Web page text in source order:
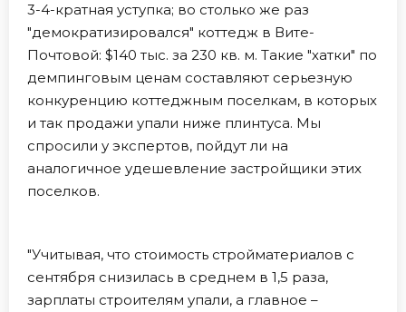
3-4-кратная уступка; во столько же раз
"демократизировался" коттедж в Вите-
Почтовой: $140 тыс. за 230 кв. м. Такие "хатки" по
демпинговым ценам составляют серьезную
конкуренцию коттеджным поселкам, в которых
и так продажи упали ниже плинтуса. Мы
спросили у экспертов, пойдут ли на
аналогичное удешевление застройщики этих
поселков.
"Учитывая, что стоимость стройматериалов с
сентября снизилась в среднем в 1,5 раза,
зарплаты строителям упали, а главное –